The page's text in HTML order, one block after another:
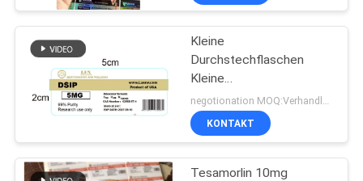
TRETEN
SIE
UNS
VERBINDUNG
Aufkleber der
Phiolen-10mL
Kleine
Durchstechflaschen
Kleine
Durchstechflaschen
KONTAKT
Tesamorlin 10mg